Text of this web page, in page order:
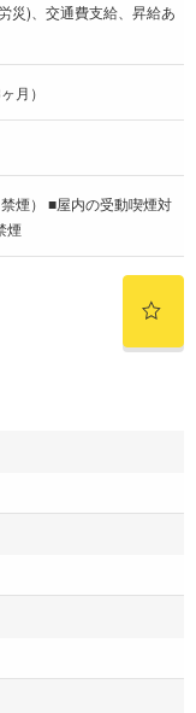
災)、交通費支給、昇給あ
月）
煙） ■屋内の受動喫煙対
煙